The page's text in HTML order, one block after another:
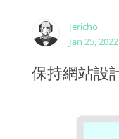
Jericho
Jan 25, 2022
保持網站設